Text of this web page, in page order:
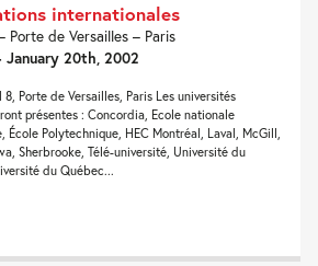
internationales
Porte de Versailles – Paris
January 20th, 2002
Porte de Versailles, Paris Les universités
présentes : Concordia, Ecole nationale
École Polytechnique, HEC Montréal, Laval, McGill,
Sherbrooke, Télé-université, Université du
du Québec...